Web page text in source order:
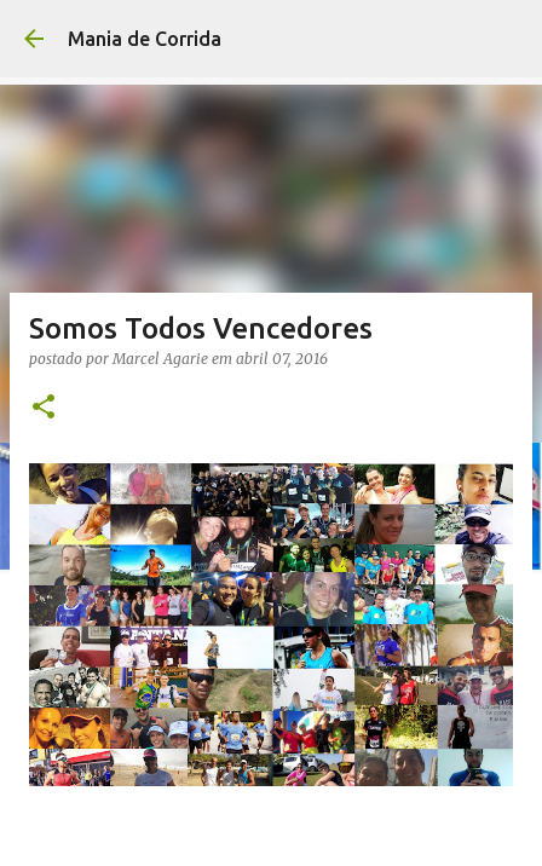
Mania de Corrida
Somos Todos Vencedores
postado porMarcel Agarie em abril 07, 2016